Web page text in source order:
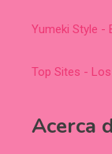
Yumeki Style -
Top Sites -
Acerca